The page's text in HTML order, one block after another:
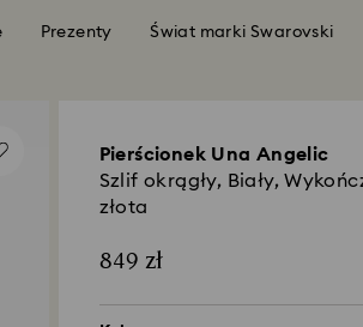
Prezenty Świat marki Swarovski
Pierścionek Una Angelic
Szlif okrągły, Biały,
złota
849 zł